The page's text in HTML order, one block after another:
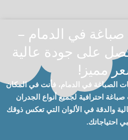
في الدمام –
على جودة عالية
مميز!
الصباغة في الدمام، فأنت في المكان
احترافية لجميع أنواع الجدران
والدقة في الألوان التي تعكس ذوقك
احتياجاتك.